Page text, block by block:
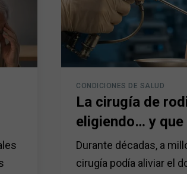
CONDICIONES DE SALUD
La cirugía de
eligiendo… y
Durante décadas, a
cirugía podía aliviar el